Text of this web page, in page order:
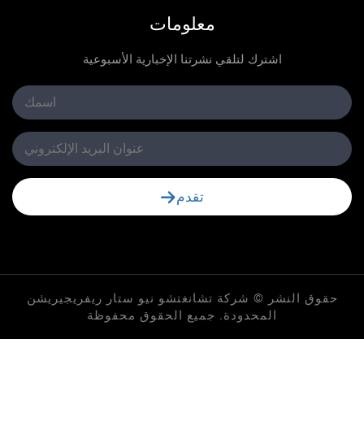
معلومات
اشترك لتلقي نشرتنا الإخبارية الأسبوعية
© شركة تشانغتشو نيو ستار ريفريجيريشن
المحدودة. جميع الحقوق محفوظة